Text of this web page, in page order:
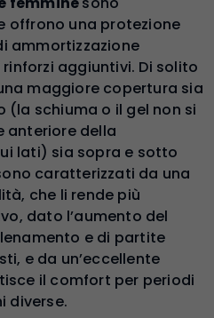
offrono una protezione
ammortizzazione
aggiuntivi. Di solito
maggiore copertura sia
(la schiuma o il gel non si
anteriore della
lati) sia sopra e sotto
caratterizzati da una
che li rende più
dato l’aumento del
e di partite
e da un’eccellente
il comfort per periodi
diverse.